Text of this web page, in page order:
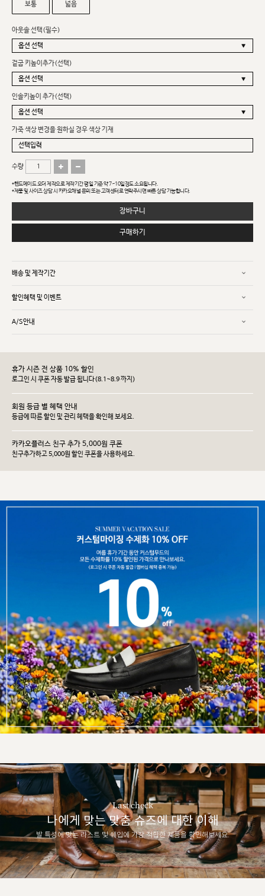
보통 넓음
아웃솔 선택(필수)
겉굽 키높이추가(선택)
인솔키높이 추가(선택)
가죽 색상 변경을 원하실 경우 색상 기재
수량
*핸드메이드 오더 제작으로 제작기간 평일 기준 약 7~10일정도 소요됩니다.
*제품 및 사이즈 상담 시 카카오채널 문의 또는 고객센터로 연락주시면 빠른 상담 가능합니다.
장바구니
구매하기
배송 및 제작기간
할인혜택 및 이벤트
A/S안내
휴가 시즌 전 상품 10% 할인
로그인 시 쿠폰 자동 발급 됩니다(8.1~8.9 까지)
회원 등급 별 혜택 안내
등급에 따른 할인 및 관리 헤택을 확인해 보세요.
카카오플러스 친구 추가 5,000원 쿠폰
친구추가하고 5,000원 할인 쿠폰을 사용하세요.
Last check
나에게 맞는 맞춤 슈즈에 대한 이해
발 특성에 맞는 라스트 및 쉐입에 가장 적합한 제품을 확인해보세요.